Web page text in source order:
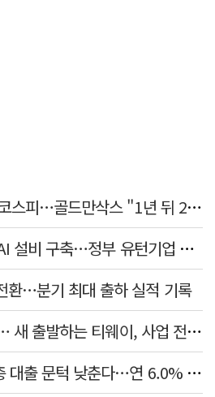
한 달 만에 39% 날린 코스피…골드만삭스 "1년 뒤 2배" 예상, 왜?
대동, 中 접고 대구에 AI 설비 구축…정부 유턴기업 선정
환…분기 최대 출하 실적 기록
"LCC 벗어나 SSC로"… 새 출발하는 티웨이, 사업 전략 발표
IBK기업은행, 취약계층 대출 문턱 낮춘다…연 6.0% 'i-ONE 햇살론 특례보증' 비대면 출시